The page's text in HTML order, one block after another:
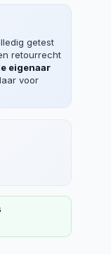
getest
retourrecht
eigenaar
voor